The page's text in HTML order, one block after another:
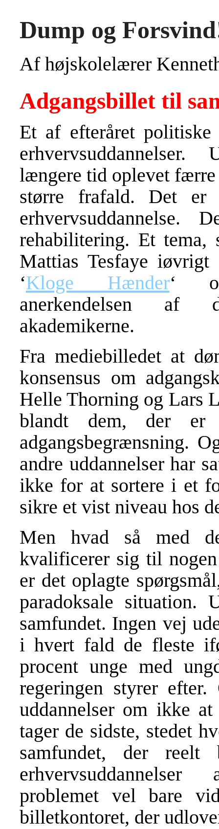
Dump og
Af højskolelærer
Adgangsbillet til
Et af efteråret
erhvervsuddannelser.
længere tid oplevet færre
større frafald. Det
rehabilitering. Et tema,
Mattias Tesfaye
‘Kloge Hænder‘
anerkendelsen af
akademikerne.
Fra mediebilledet at
konsensus om
Helle Thorning og Lars
blandt dem, der er
adgangsbegrænsning.
andre uddannelser har
ikke for at sortere i et
sikre et vist niveau hos
Men hvad så med
kvalificerer sig til nogen
er det oplagte
paradoksale situation.
samfundet. Ingen vej
i hvert fald de fleste
procent unge med
regeringen styrer
uddannelser om ikke
tager de sidste, stedet
samfundet, der
erhvervsuddannelser
problemet vel bare
billetkontoret, der